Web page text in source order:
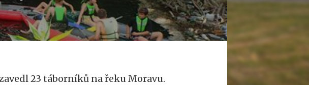
23 táborníků na řeku Moravu.